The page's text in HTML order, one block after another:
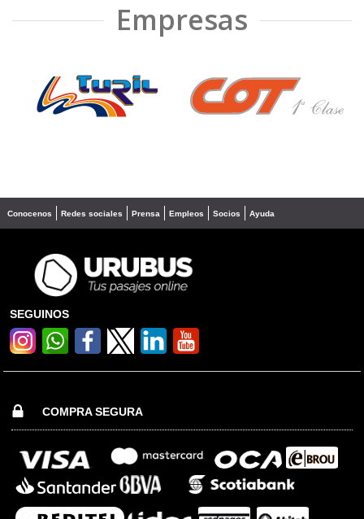
Empresas
❮ ❯
Conocenos Redes sociales Prensa Empleos Socios Ayuda
SEGUINOS
COMPRA SEGURA